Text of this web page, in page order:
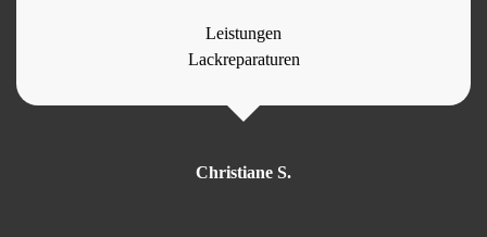
Leistungen
Lackreparaturen
Christiane S.